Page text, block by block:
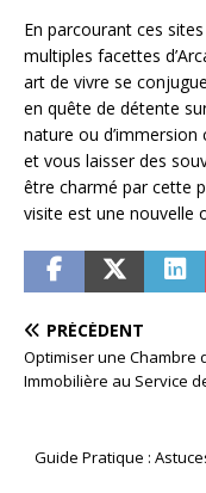
En parcourant ces
multiples facettes
art de vivre se
en quête de détente
nature ou
et vous laisser des
être charmé par cette
visite est une nouvelle
PRÉCÉDENT
Optimiser une Chambre
Immobilière au Service
Guide Pratique :